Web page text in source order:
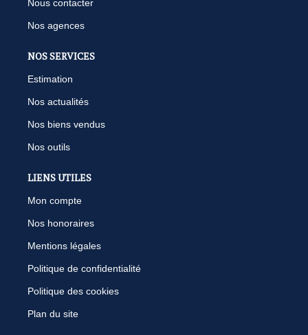
Nous contacter
Nos agences
NOS SERVICES
Estimation
Nos actualités
Nos biens vendus
Nos outils
LIENS UTILES
Mon compte
Nos honoraires
Mentions légales
Politique de confidentialité
Politique des cookies
Plan du site